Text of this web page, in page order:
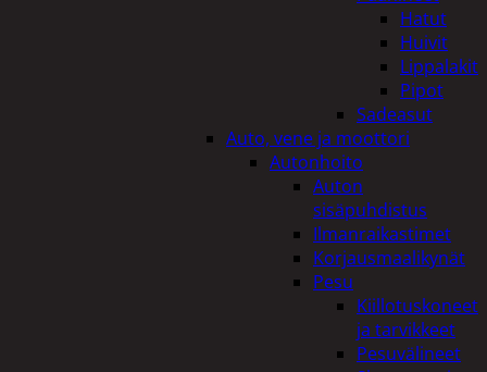
Hatut
Huivit
Lippalakit
Pipot
Sadeasut
Auto, vene ja moottori
Autonhoito
Auton
sisäpuhdistus
Ilmanraikastimet
Korjausmaalikynät
Pesu
Kiillotuskoneet
ja tarvikkeet
Pesuvälineet